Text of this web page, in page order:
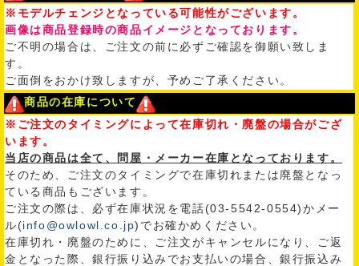
※モデルチェンジとなっている可能性がございます。
画像は商品登録時の商品イメージとなっております。
ご不明の場合は、ご注文の前に必ずご確認を御願い致しま
す。
ご面倒をおかけ致しますが、予めご了承ください。
商品の在庫について
※ご注文のタイミングによって在庫切れ・廃盤の場合がござ
います。
当店の商品は全て、問屋・メーカー在庫となっております。
そのため、ご注文のタイミングで在庫切れまたは廃盤となっ
ている商品もございます。
ご注文の際は、必ず在庫状況を電話(03-5542-0554)かメー
ル(info@owlowl.co.jp)でお確かめください。
在庫切れ・廃盤のために、ご注文がキャンセルになり、ご返
金となった際、銀行振り込みでお支払いの場合、銀行振込み